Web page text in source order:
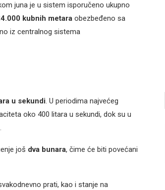
juna je u sistem isporučeno ukupno
kubnih metaraobezbeđeno sa
iz centralnog sistema
u sekundi. U periodima najvećeg
oko 400 litara u sekundi, dok su u
još dva bunara, čime će biti povećani
prati, kao i stanje na